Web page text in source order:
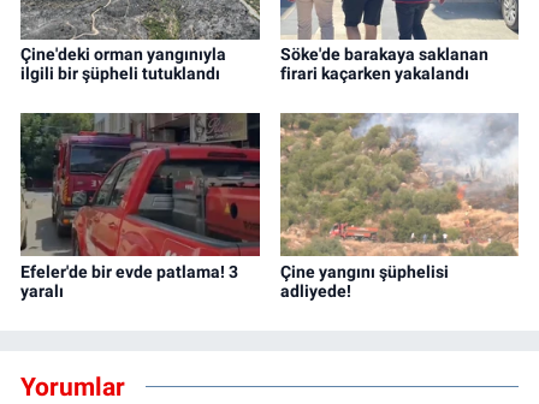
Çine'deki orman yangınıyla
ilgili bir şüpheli tutuklandı
Söke'de barakaya saklanan
firari kaçarken yakalandı
Efeler'de bir evde patlama! 3
yaralı
Çine yangını şüphelisi
adliyede!
Yorumlar